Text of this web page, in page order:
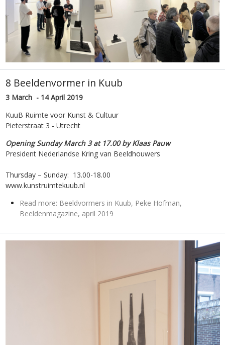
8 Beeldenvormer in Kuub
3 March - 14 April 2019
KuuB Ruimte voor Kunst & Cultuur
Pieterstraat 3 - Utrecht
Opening Sunday March 3 at 17.00 by Klaas Pauw
President Nederlandse Kring van Beeldhouwers
Thursday – Sunday: 13.00-18.00
www.kunstruimtekuub.nl
Read more: Beeldvormers in Kuub, Peke Hofman,
Beeldenmagazine, april 2019